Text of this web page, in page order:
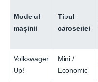
Modelul
mașinii
Tipul
caroseriei
Volkswagen
Up!
Mini /
Economic